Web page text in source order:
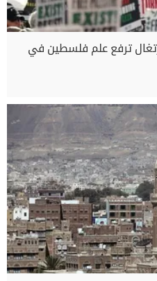
ترفع علم فلسطين في